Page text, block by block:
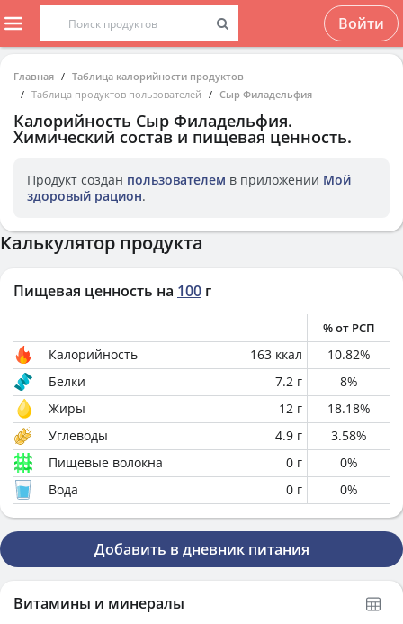
Войти
Главная
Таблица калорийности продуктов
Таблица продуктов пользователей
Сыр Филадельфия
Калорийность Сыр Филадельфия.
Химический состав и пищевая ценность.
Продукт создан пользователем в приложении Мой
здоровый рацион.
Калькулятор продукта
Пищевая ценность на 100 г
% от РСП
Калорийность 163 ккал 10.82%
Белки
7.2 г 8%
Жиры
12 г 18.18%
Углеводы
4.9 г 3.58%
Пищевые волокна
0 г 0%
Вода
0 г 0%
Добавить в дневник питания
Витамины и минералы